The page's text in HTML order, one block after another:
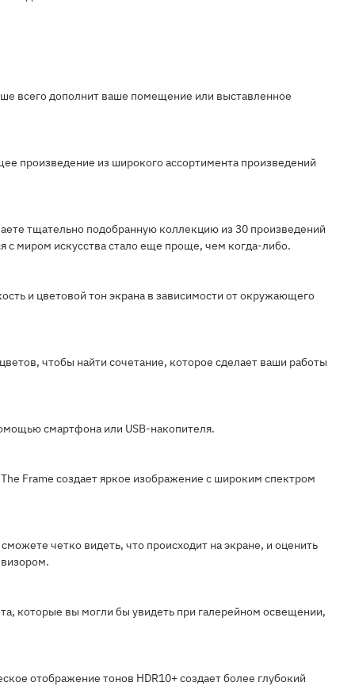
всего дополнит ваше помещение или выставленное
произведение из широкого ассортимента произведений
тщательно подобранную коллекцию из 30 произведений
с миром искусства стало еще проще, чем когда-либо.
и цветовой тон экрана в зависимости от окружающего
чтобы найти сочетание, которое сделает ваши работы
смартфона или USB-накопителя.
Frame создает яркое изображение с широким спектром
четко видеть, что происходит на экране, и оценить
которые вы могли бы увидеть при галерейном освещении,
отображение тонов HDR10+ создает более глубокий